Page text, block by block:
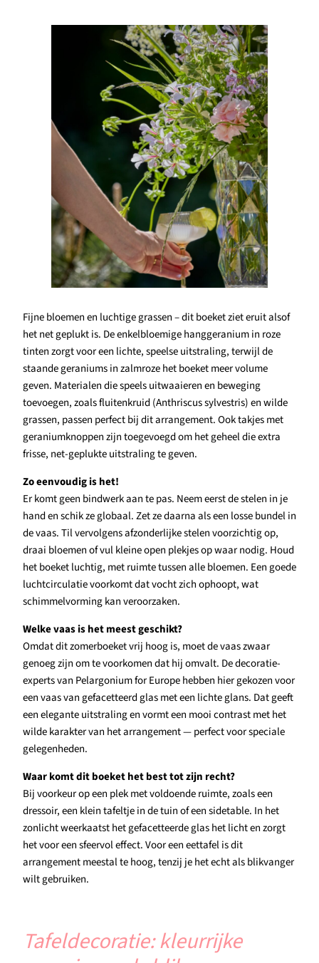
Fijne bloemen en luchtige grassen – dit boeket ziet eruit alsof
het net geplukt is. De enkelbloemige hanggeranium in roze
tinten zorgt voor een lichte, speelse uitstraling, terwijl de
staande geraniums in zalmroze het boeket meer volume
geven. Materialen die speels uitwaaieren en beweging
toevoegen, zoals fluitenkruid (Anthriscus sylvestris) en wilde
grassen, passen perfect bij dit arrangement. Ook takjes met
geraniumknoppen zijn toegevoegd om het geheel die extra
frisse, net-geplukte uitstraling te geven.
Zo eenvoudig is het!
Er komt geen bindwerk aan te pas. Neem eerst de stelen in je
hand en schik ze globaal. Zet ze daarna als een losse bundel in
de vaas. Til vervolgens afzonderlijke stelen voorzichtig op,
draai bloemen of vul kleine open plekjes op waar nodig. Houd
het boeket luchtig, met ruimte tussen alle bloemen. Een goede
luchtcirculatie voorkomt dat vocht zich ophoopt, wat
schimmelvorming kan veroorzaken.
Welke vaas is het meest geschikt?
Omdat dit zomerboeket vrij hoog is, moet de vaas zwaar
genoeg zijn om te voorkomen dat hij omvalt. De decoratie-
experts van Pelargonium for Europe hebben hier gekozen voor
een vaas van gefacetteerd glas met een lichte glans. Dat geeft
een elegante uitstraling en vormt een mooi contrast met het
wilde karakter van het arrangement — perfect voor speciale
gelegenheden.
Waar komt dit boeket het best tot zijn recht?
Bij voorkeur op een plek met voldoende ruimte, zoals een
dressoir, een klein tafeltje in de tuin of een sidetable. In het
zonlicht weerkaatst het gefacetteerde glas het licht en zorgt
het voor een sfeervol effect. Voor een eettafel is dit
arrangement meestal te hoog, tenzij je het echt als blikvanger
wilt gebruiken.
Tafeldecoratie: kleurrijke